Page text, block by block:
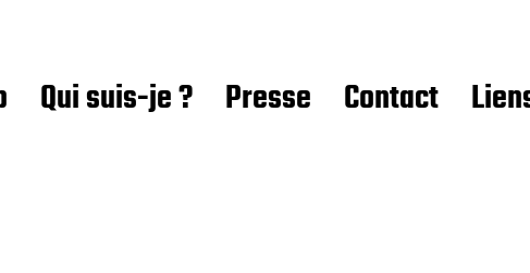
Qui suis-je ? Presse Contact